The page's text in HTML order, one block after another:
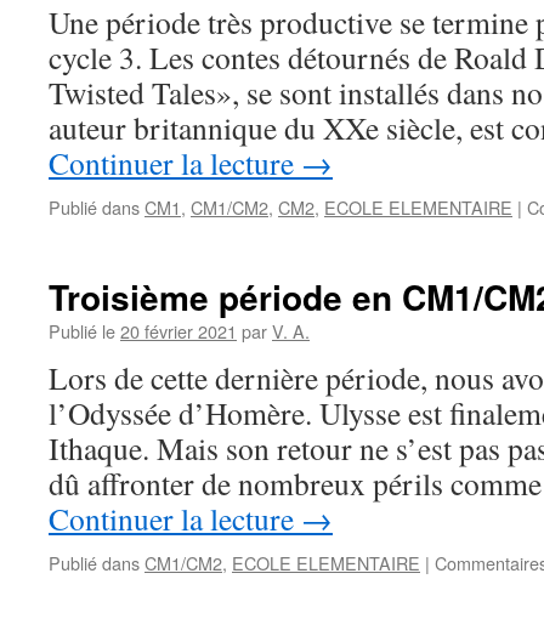
Une période très productive se termine
cycle 3. Les contes détournés de
Twisted Tales», se sont installés dans
auteur britannique du XXe siècle, est
Continuer la lecture →
Publié dansCM1, CM1/CM2, CM2, ECOLE ELEMENTAIRE |
Troisième période en CM1/
Publié le20 février 2021 parV. A.
Lors de cette dernière période, nous
l’Odyssée d’Homère. Ulysse est
Ithaque. Mais son retour ne s’est pas
dû affronter de nombreux périls
Continuer la lecture →
Publié dansCM1/CM2, ECOLE ELEMENTAIRE |